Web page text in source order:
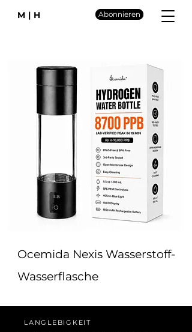
M|H Abonnieren
Ocemida Nexis Wasserstoff-
Wasserflasche
LANGLEBIGKEIT